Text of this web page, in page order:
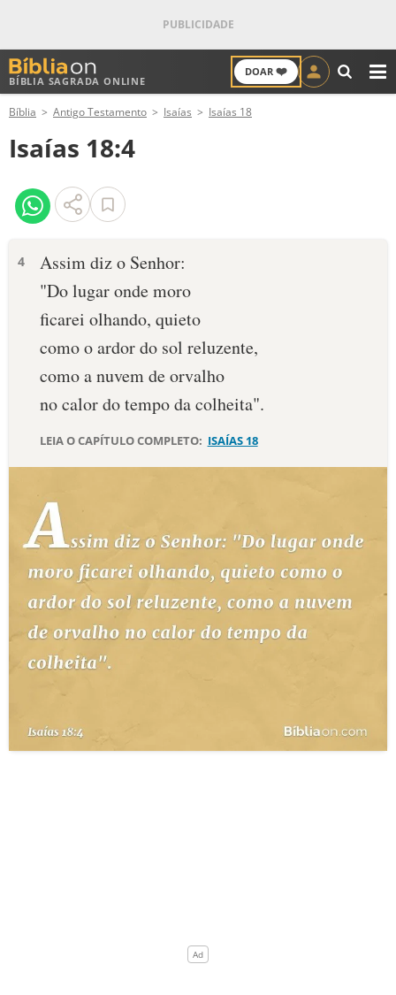
BÍBLIA SAGRADA ONLINE
DOAR ❤️
ANTIGO TESTAMENTO
NOVO TESTAMENTO
VERSÍCULOS
PALAVRA DO DIA
DEVOCIONAL DIÁRIO
ESBOÇOS DE PREGAÇÃO
TEMAS
PERGUNTE À BÍBLIA IA
TERMO BÍBLICO
QUEM SOMOS
Bíblia Antigo Testamento Isaías Isaías 18
Isaías 18:4
4
Assim diz o Senhor:
"Do lugar onde moro
ficarei olhando, quieto
como o ardor do sol reluzente,
como a nuvem de orvalho
no calor do tempo da colheita".
LEIA O CAPÍTULO COMPLETO: ISAÍAS 18